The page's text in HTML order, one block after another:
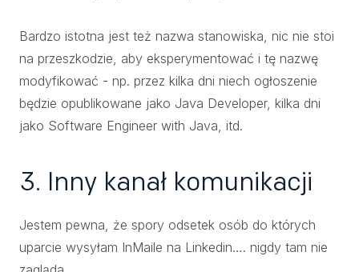
Bardzo istotna jest też nazwa stanowiska, nic nie stoi
na przeszkodzie, aby eksperymentować i tę nazwę
modyfikować - np. przez kilka dni niech ogłoszenie
będzie opublikowane jako Java Developer, kilka dni
jako Software Engineer with Java, itd.
3. Inny kanał komunikacji
Jestem pewna, że spory odsetek osób do których
uparcie wysyłam InMaile na Linkedin…. nigdy tam nie